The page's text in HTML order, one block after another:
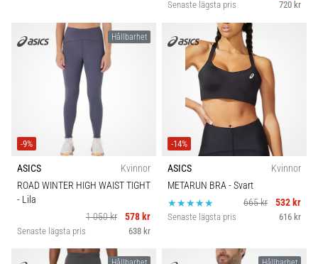
Senaste lägsta pris 720 kr
Hållbarhet
-9%
ASICS
Kvinnor
ROAD WINTER HIGH WAIST TIGHT
- Lila
1 050 kr
578 kr
Senaste lägsta pris 638 kr
-14%
ASICS
Kvinnor
METARUN BRA- Svart
665 kr
532 kr
Senaste lägsta pris 616 kr